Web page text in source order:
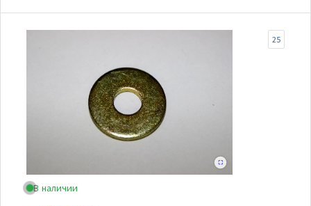
В наличии
25